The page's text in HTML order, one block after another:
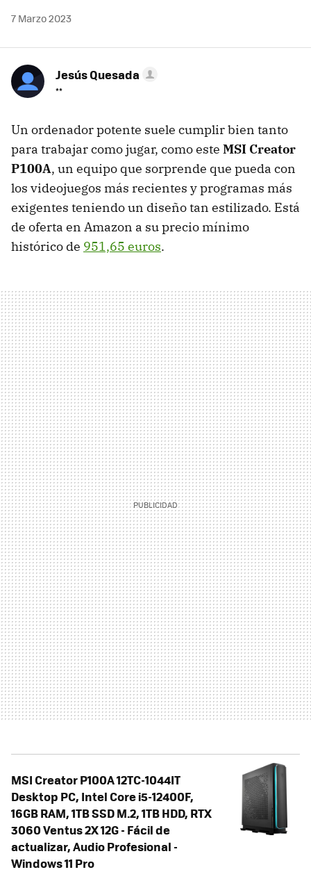
7 Marzo 2023
Jesús Quesada
**
Un ordenador potente suele cumplir bien tanto
para trabajar como jugar, como este MSI Creator
P100A, un equipo que sorprende que pueda con
los videojuegos más recientes y programas más
exigentes teniendo un diseño tan estilizado. Está
de oferta en Amazon a su precio mínimo
histórico de 951,65 euros.
MSI Creator P100A 12TC-1044IT
Desktop PC, Intel Core i5-12400F,
16GB RAM, 1TB SSD M.2, 1TB HDD, RTX
3060 Ventus 2X 12G - Fácil de
actualizar, Audio Profesional -
Windows 11 Pro